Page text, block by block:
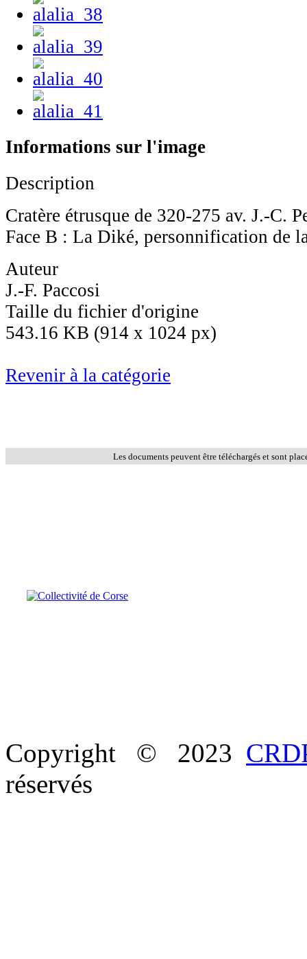
Informations sur l'image
Description
Cratère étrusque de 320-275 av. J.-C.
Face B : La Diké, personnification de
Auteur
J.-F. Paccosi
Taille du fichier d'origine
543.16 KB (914 x 1024 px)
Revenir à la catégorie
Les documents peuvent être téléchargés et sont
Copyright © 2023
réservés